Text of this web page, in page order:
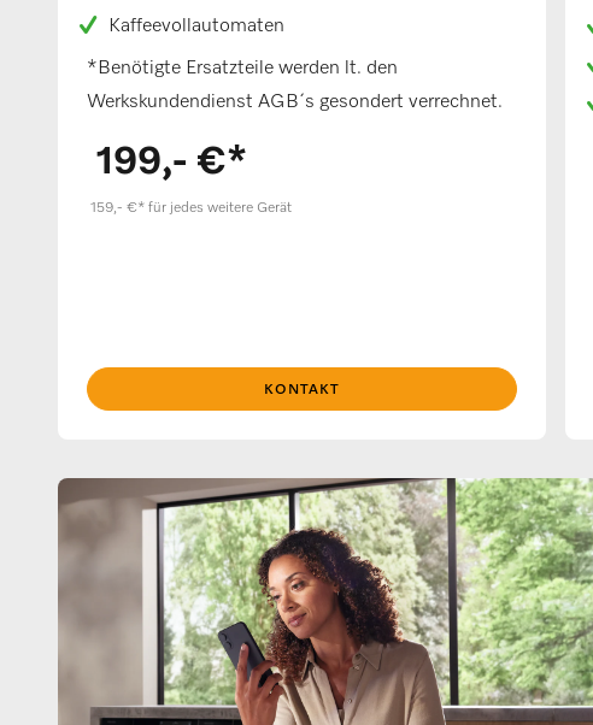
Kaffeevollautomaten
*Benötigte Ersatzteile werden lt. den
Werkskundendienst AGB´s gesondert verrechnet.
199,- €*
159,- €* für jedes weitere Gerät
KONTAKT